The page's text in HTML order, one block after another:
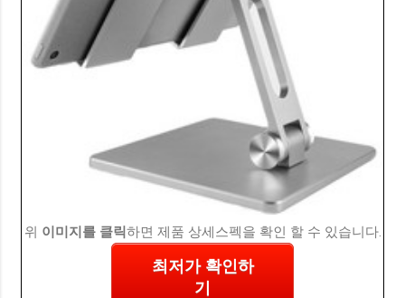
위 이미지를 클릭하면 제품 상세스펙을 확인 할 수 있습니다.
최저가 확인하
기